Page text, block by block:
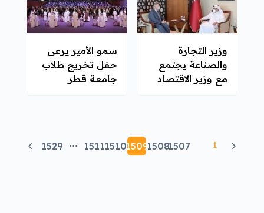
وزير التجارة
والصناعة يجتمع
مع وزير الاقتصاد
سمو الأمير يرعى
حفل تخريج طلاب
جامعة قطر
1
1507
1508
1509
1510
1511
1529